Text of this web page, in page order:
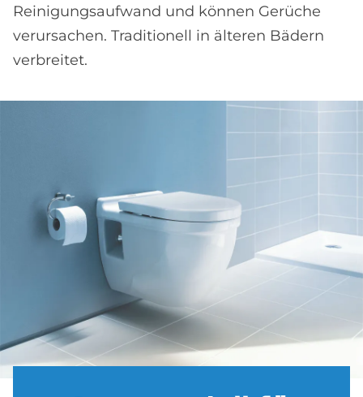
Reinigungsaufwand und können Gerüche
verursachen. Traditionell in älteren Bädern
verbreitet.